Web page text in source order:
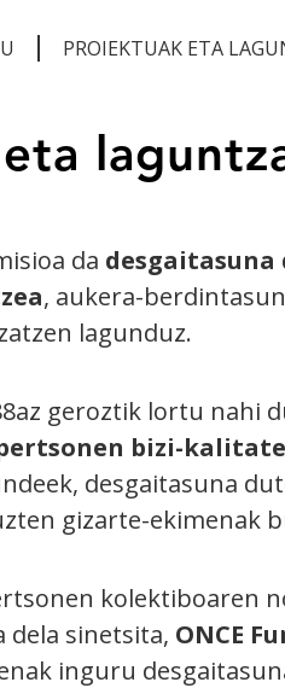
PROIEKTUAK ETA
da
, aukera-
lagunduz.
geroztik lortu nahi
bizi-
desgaitasuna
gizarte-ekimenak
kolektiboaren
dela sinetsita, ONCE
inguru